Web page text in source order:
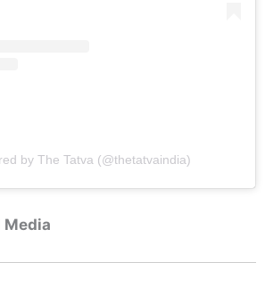
by The Tatva (@thetatvaindia)
Media